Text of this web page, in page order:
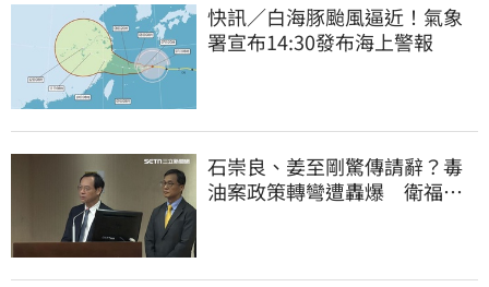
快訊／白海豚颱風逼近！氣象
署宣布14:30發布海上警報
石崇良、姜至剛驚傳請辭？毒
油案政策轉彎遭轟爆 衛福部